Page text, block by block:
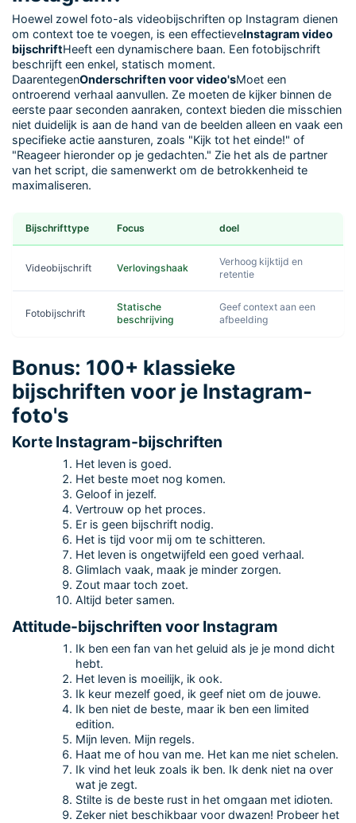
Hoewel zowel foto-als videobijschriften op Instagram dienen
om context toe te voegen, is een effectieveInstagram video
bijschriftHeeft een dynamischere baan. Een fotobijschrift
beschrijft een enkel, statisch moment.
DaarentegenOnderschriften voor video'sMoet een
ontroerend verhaal aanvullen. Ze moeten de kijker binnen de
eerste paar seconden aanraken, context bieden die misschien
niet duidelijk is aan de hand van de beelden alleen en vaak een
specifieke actie aansturen, zoals "Kijk tot het einde!" of
"Reageer hieronder op je gedachten." Zie het als de partner
van het script, die samenwerkt om de betrokkenheid te
maximaliseren.
Bijschrifttype Focus doel
Videobijschrift Verlovingshaak
Verhoog kijktijd en
retentie
Fotobijschrift
Statische
beschrijving
Geef context aan een
afbeelding
Bonus: 100+ klassieke
bijschriften voor je Instagram-
foto's
Korte Instagram-bijschriften
Het leven is goed.
Het beste moet nog komen.
Geloof in jezelf.
Vertrouw op het proces.
Er is geen bijschrift nodig.
Het is tijd voor mij om te schitteren.
Het leven is ongetwijfeld een goed verhaal.
Glimlach vaak, maak je minder zorgen.
Zout maar toch zoet.
Altijd beter samen.
Attitude-bijschriften voor Instagram
Ik ben een fan van het geluid als je je mond dicht
hebt.
Het leven is moeilijk, ik ook.
Ik keur mezelf goed, ik geef niet om de jouwe.
Ik ben niet de beste, maar ik ben een limited
edition.
Mijn leven. Mijn regels.
Haat me of hou van me. Het kan me niet schelen.
Ik vind het leuk zoals ik ben. Ik denk niet na over
wat je zegt.
Stilte is de beste rust in het omgaan met idioten.
Zeker niet beschikbaar voor dwazen! Probeer het